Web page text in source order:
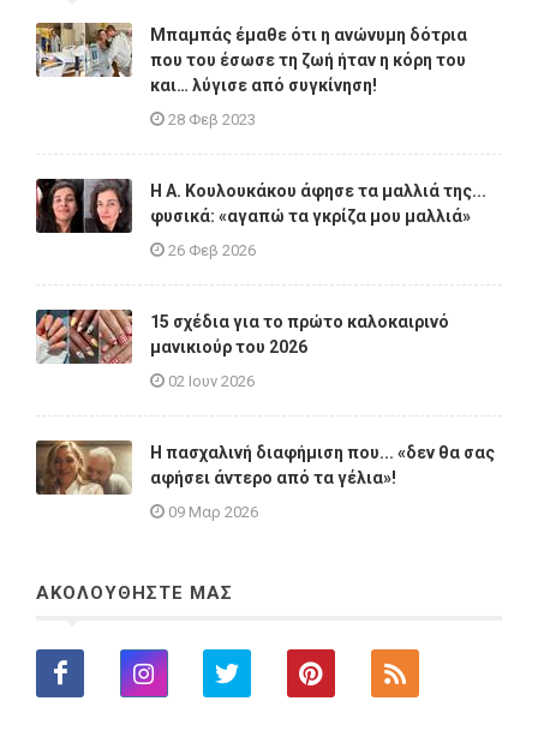
Μπαμπάς έμαθε ότι η ανώνυμη δότρια
που του έσωσε τη ζωή ήταν η κόρη του
και… λύγισε από συγκίνηση!
28 Φεβ 2023
Η A. Κουλουκάκου άφησε τα μαλλιά της...
φυσικά: «αγαπώ τα γκρίζα μου μαλλιά»
26 Φεβ 2026
15 σχέδια για το πρώτο καλοκαιρινό
μανικιούρ του 2026
02 Ιουν 2026
Η πασχαλινή διαφήμιση που... «δεν θα σας
αφήσει άντερο από τα γέλια»!
09 Μαρ 2026
ΑΚΟΛΟΥΘΗΣΤΕ ΜΑΣ